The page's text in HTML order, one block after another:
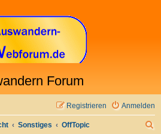
Forum
Anmelden
Registrieren
Sonstiges OffTopic